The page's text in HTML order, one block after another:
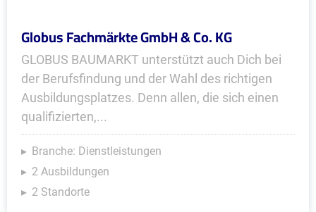
Globus Fachmärkte GmbH & Co. KG
GLOBUS BAUMARKT unterstützt auch Dich bei
der Berufsfindung und der Wahl des richtigen
Ausbildungsplatzes. Denn allen, die sich einen
qualifizierten,...
Branche: Dienstleistungen
2 Ausbildungen
2 Standorte